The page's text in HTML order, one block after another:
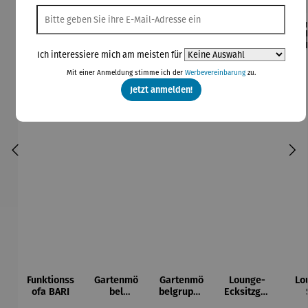
Funktionss
ofa BARI
Gartenmö
bel
Gartenmö
belgruppe
Lounge-
Ecksitzgru
Ich interessiere mich am meisten für
Mit einer Anmeldung stimme ich der Werbevereinbarungzu.
Jetzt anmelden!